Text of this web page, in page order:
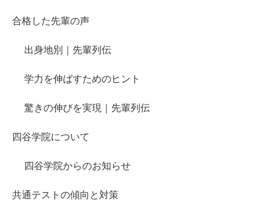
合格した先輩の声
出身地別｜先輩列伝
学力を伸ばすためのヒント
驚きの伸びを実現｜先輩列伝
四谷学院について
四谷学院からのお知らせ
共通テストの傾向と対策